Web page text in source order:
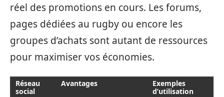
réel des promotions en cours. Les forums,
pages dédiées au rugby ou encore les
groupes d’achats sont autant de ressources
pour maximiser vos économies.
Réseau
social
Avantages
Exemples
d’utilisation